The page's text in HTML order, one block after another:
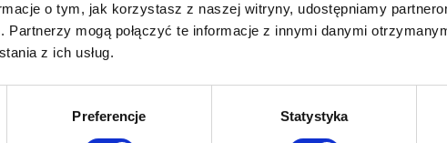
o tym, jak korzystasz z naszej witryny, udostępniamy
Partnerzy mogą połączyć te informacje z innymi danymi
z ich usług.
Preferencje Statystyka